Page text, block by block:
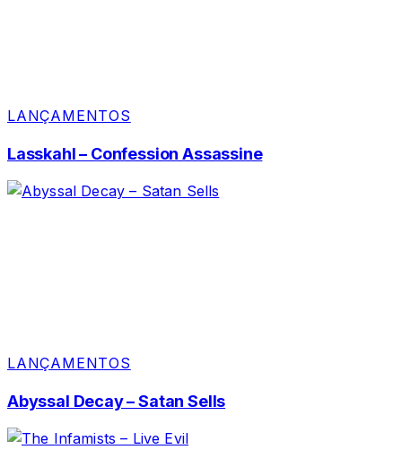
LANÇAMENTOS
Lasskahl – Confession Assassine
LANÇAMENTOS
Abyssal Decay – Satan Sells